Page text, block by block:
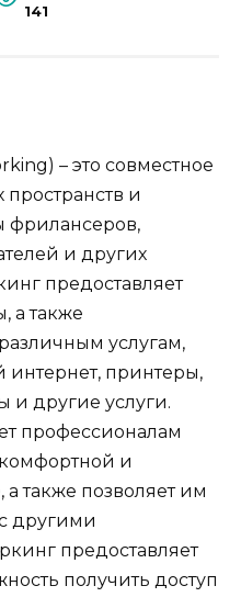
141
– это совместное
и
фрилансеров,
и других
предоставляет
а также
услугам,
интернет, принтеры,
и другие услуги.
профессионалам
и
также позволяет им
другими
предоставляет
получить доступ